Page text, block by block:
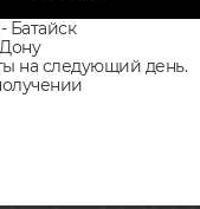
Батайск
на следующий день.